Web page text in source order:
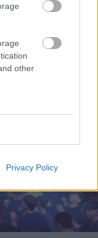
other
Privacy Policy
για την
Ive